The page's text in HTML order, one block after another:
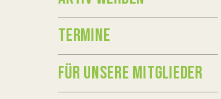
TERMINE
FÜR UNSERE MITGLIEDER